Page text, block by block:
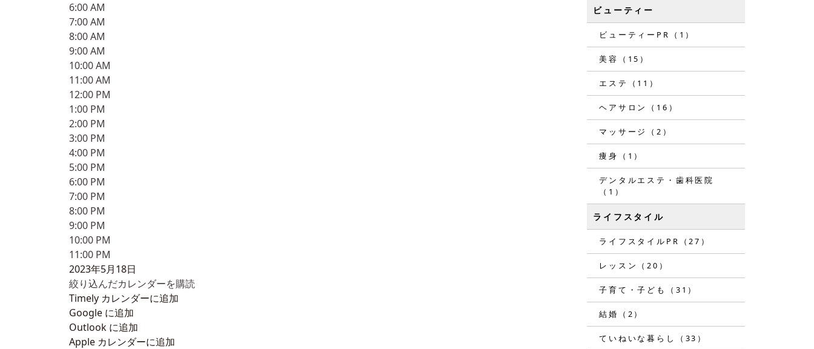
6:00 AM
7:00 AM
8:00 AM
9:00 AM
10:00 AM
11:00 AM
12:00 PM
1:00 PM
2:00 PM
3:00 PM
4:00 PM
5:00 PM
6:00 PM
7:00 PM
8:00 PM
9:00 PM
10:00 PM
11:00 PM
2023年5月18日
絞り込んだカレンダーを購読
Timely カレンダーに追加
Google に追加
Outlook に追加
Apple カレンダーに追加
ビューティー
ビューティーPR（1）
美容（15）
エステ（11）
ヘアサロン（16）
マッサージ（2）
痩身（1）
デンタルエステ・歯科医院
（1）
ライフスタイル
ライフスタイルPR（27）
レッスン（20）
子育て・子ども（31）
結婚（2）
ていねいな暮らし（33）